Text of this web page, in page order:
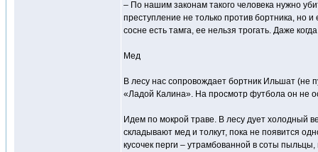
– По нашим законам такого человека нужно
преступление не только против бортника, но
сосне есть тамга, ее нельзя трогать. Даже
Мед
В лесу нас сопровождает бортник Ильшат (не
«Ладой Калина». На просмотр футбола он не
Идем по мокрой траве. В лесу дует холодный
складывают мед и толкут, пока не появится
кусочек перги – утрамбованной в соты